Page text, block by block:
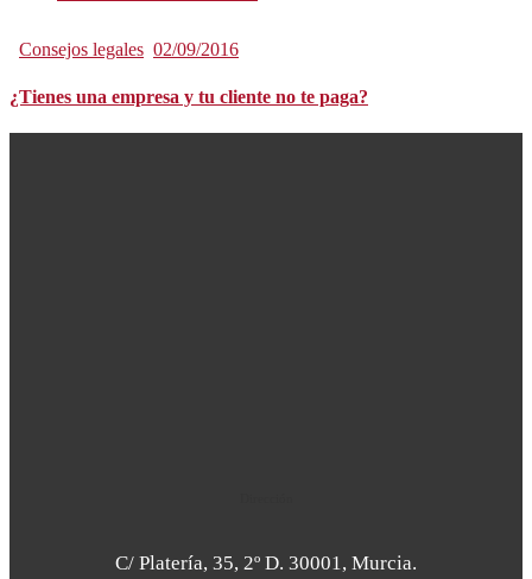
Consejos legales 02/09/2016
¿Tienes una empresa y tu cliente no te paga?
C/ Platería, 35, 2º D. 30001, Murcia.